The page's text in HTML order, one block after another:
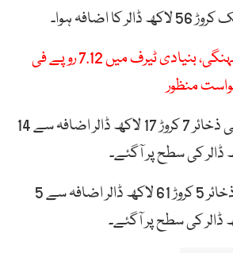
اضافہ ہوا۔
مہنگی بجلی مزید مہنگی، بنیادی ٹیرف میں 7.12 روپے فی
منظور
زرمبادلہ کے مجموعی ذخائر 7 کروڑ 17 لاکھ ڈالر اضافہ سے 14
کمرشل بینکوں کے ذخائر 5 کروڑ 61 لاکھ ڈالر اضافہ سے 5